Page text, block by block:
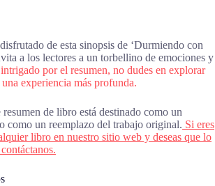
de esta sinopsis de ‘Durmiendo con
a los lectores a un torbellino de emociones y
por el resumen, no dudes en explorar
experiencia más profunda.
de libro está destinado como un
como un reemplazo del trabajo original. Si eres
libro en nuestro sitio web y deseas que lo